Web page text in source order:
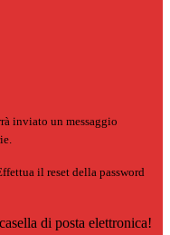
inviato un messaggio
il reset della password
di posta elettronica!